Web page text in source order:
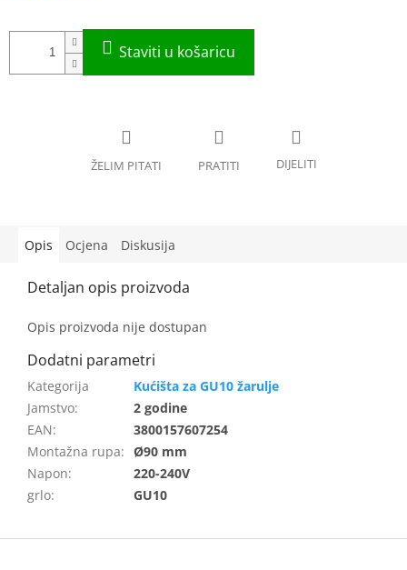
Opis Ocjena Diskusija
Opis proizvoda nije dostupan
Kućišta za GU10 žarulje
Jamstvo:
2 godine
EAN:
3800157607254
Montažna rupa: Ø90 mm
Napon:
220-240V
grlo: GU10
F